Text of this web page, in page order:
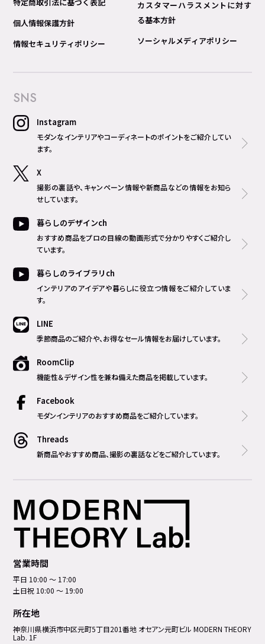
個人情報保護方針
情報セキュリティポリシー
カスタマーハラスメントに対す
る基本方針
ソーシャルメディアポリシー
SNS
Instagram
モダンなインテリアやコーディネートのポイントをご紹介してい
ます。
X
撮影の裏話や、キャンペーン情報や新商品などの情報をお知ら
せしています。
暮らしのデザインch
おすすめ商品をプロの目線の動画形式で分かりやすくご紹介し
ています。
暮らしのライブラリch
インテリアのアイデアや暮らしに役立つ情報をご紹介していま
す。
LINE
季節商品のご紹介や、お得なセール情報をお届けしています。
RoomClip
機能性＆デザイン性を兼ね備えた商品を掲載しています。
Facebook
モダンインテリアのおすすめ商品をご紹介しています。
Threads
新商品やおすすめ商品、撮影の裏話などをご紹介しています。
営業時間
平日 10:00 ～ 17:00
土日祝 10:00 ～ 19:00
所在地
神奈川県横浜市中区元町5丁⽬201番地 オセアン元町ビル MODERN THEORY
Lab. 1F